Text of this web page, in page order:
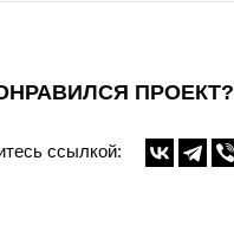
ПРОЕКТ?
ссылкой: